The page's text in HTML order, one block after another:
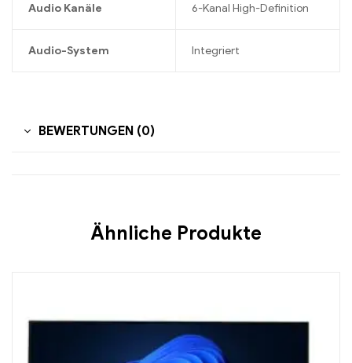
Audio Kanäle 6-Kanal High-Definition
Audio-System Integriert
BEWERTUNGEN (0)
Ähnliche Produkte